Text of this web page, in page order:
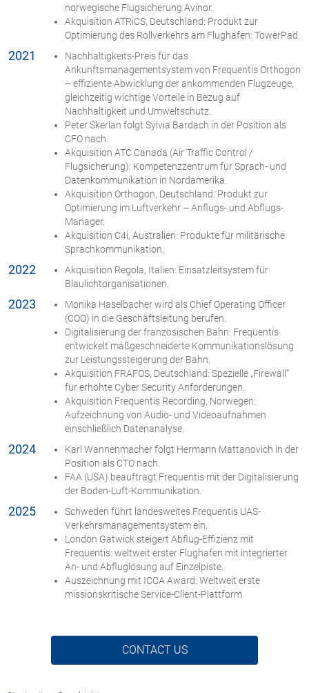
norwegische Flugsicherung Avinor.
Akquisition ATRiCS, Deutschland: Produkt zur
Optimierung des Rollverkehrs am Flughafen: TowerPad.
2021
Nachhaltigkeits-Preis für das
Ankunftsmanagementsystem von Frequentis Orthogon
– effiziente Abwicklung der ankommenden Flugzeuge,
gleichzeitig wichtige Vorteile in Bezug auf
Nachhaltigkeit und Umweltschutz.
Peter Skerlan folgt Sylvia Bardach in der Position als
CFO nach.
Akquisition ATC Canada (Air Traffic Control /
Flugsicherung): Kompetenzzentrum für Sprach- und
Datenkommunikation in Nordamerika.
Akquisition Orthogon, Deutschland: Produkt zur
Optimierung im Luftverkehr – Anflugs- und Abflugs-
Manager.
Akquisition C4i, Australien: Produkte für militärische
Sprachkommunikation.
2022
Akquisition Regola, Italien: Einsatzleitsystem für
Blaulichtorganisationen.
2023
Monika Haselbacher wird als Chief Operating Officer
(COO) in die Geschäftsleitung berufen.
Digitalisierung der französischen Bahn: Frequentis
entwickelt maßgeschneiderte Kommunikationslösung
zur Leistungssteigerung der Bahn.
Akquisition FRAFOS, Deutschland: Spezielle „Firewall“
für erhöhte Cyber Security Anforderungen.
Akquisition Frequentis Recording, Norwegen:
Aufzeichnung von Audio- und Videoaufnahmen
einschließlich Datenanalyse.
2024
Karl Wannenmacher folgt Hermann Mattanovich in der
Position als CTO nach.
FAA (USA) beauftragt Frequentis mit der Digitalisierung
der Boden-Luft-Kommunikation.
2025
Schweden führt landesweites Frequentis UAS-
Verkehrsmanagementsystem ein.
London Gatwick steigert Abflug-Effizienz mit
Frequentis: weltweit erster Flughafen mit integrierter
An- und Abfluglösung auf Einzelpiste.
Auszeichnung mit ICCA Award: Weltweit erste
missionskritische Service-Client-Plattform
CONTACT US